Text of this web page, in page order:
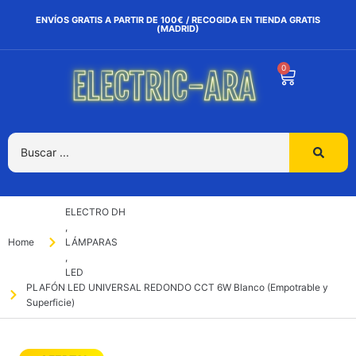
ENVÍOS GRATIS A PARTIR DE 100€ / RECOGIDA EN TIENDA GRATIS
(MADRID)
0
Home
ELECTRO DH
,
LÁMPARAS
,
LED
PLAFÓN LED UNIVERSAL REDONDO CCT 6W Blanco (Empotrable y
Superficie)